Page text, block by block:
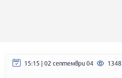
15:15 | 02 септември 04 1348